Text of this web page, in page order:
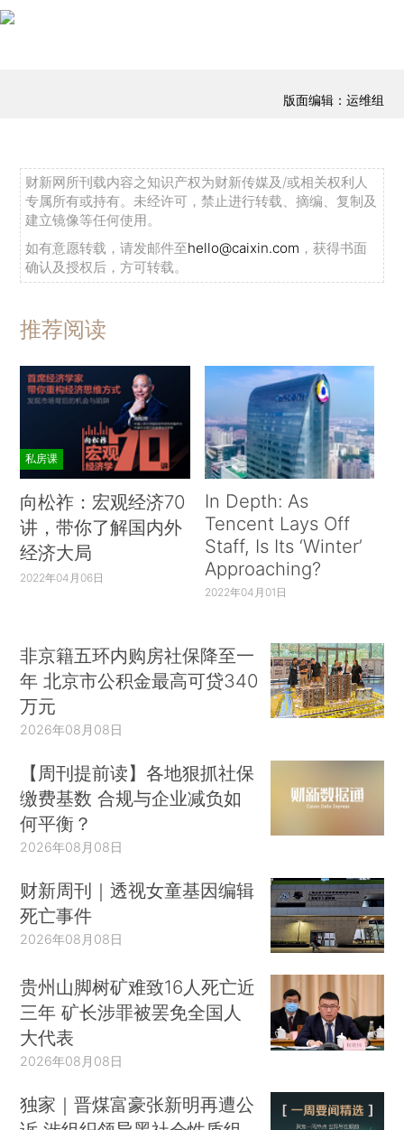
版面编辑：运维组
财新网所刊载内容之知识产权为财新传媒及/或相关权利人
专属所有或持有。未经许可，禁止进行转载、摘编、复制及
建立镜像等任何使用。
如有意愿转载，请发邮件至hello@caixin.com ，获得书面
确认及授权后，方可转载。
推荐阅读
私房课
向松祚：宏观经济70
讲，带你了解国内外
经济大局
2022年04月06日
In Depth: As
Tencent Lays Off
Staff, Is Its ‘Winter’
Approaching?
2022年04月01日
非京籍五环内购房社保降至一
年 北京市公积金最高可贷340
万元
2026年08月08日
【周刊提前读】各地狠抓社保
缴费基数 合规与企业减负如
何平衡？
2026年08月08日
财新周刊｜透视女童基因编辑
死亡事件
2026年08月08日
贵州山脚树矿难致16人死亡近
三年 矿长涉罪被罢免全国人
大代表
2026年08月08日
独家｜晋煤富豪张新明再遭公